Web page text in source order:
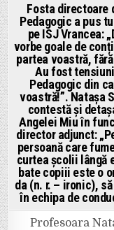
Fosta directoare
Pedagogic a pus
pe ISJ Vrancea:
vorbe goale de
partea voastră,
Au fost
Pedagogic din
voastră!”. Natașa
contestă și
Angelei Miu în
director adjunct:
persoană care
curtea școlii lângă
bate copiii este o
da (n. r. – ironic),
în echipa de
Profesoara